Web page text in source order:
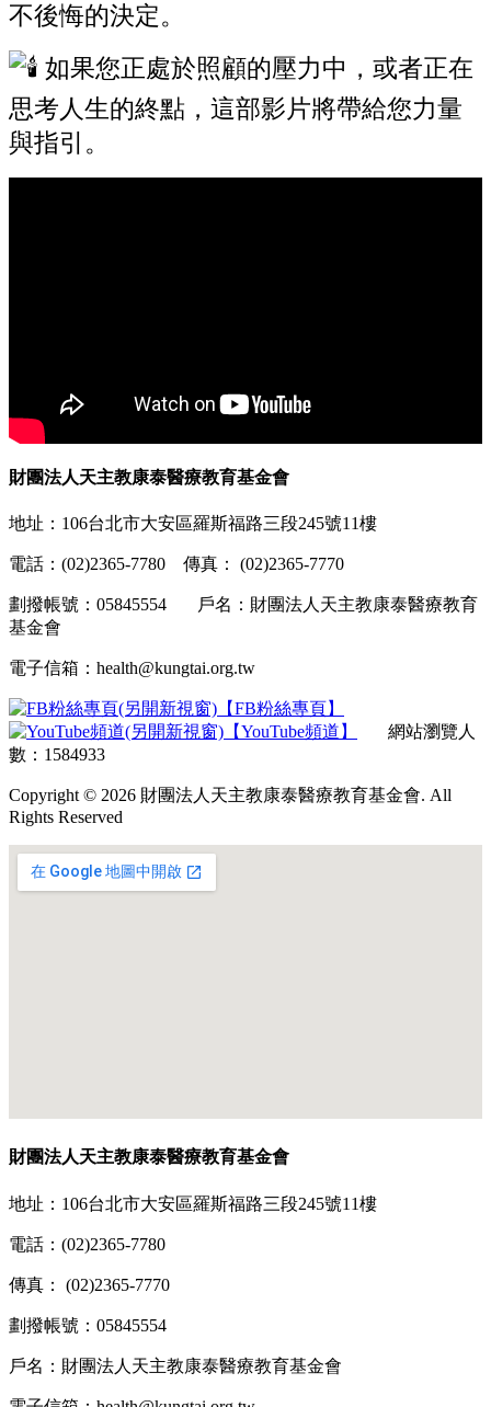
不後悔的決定。
如果您正處於照顧的壓力中，或者正在
思考人生的終點，這部影片將帶給您力量
與指引。
財團法人天主教康泰醫療教育基金會
地址：106台北市大安區羅斯福路三段245號11樓
電話：(02)2365-7780 傳真： (02)2365-7770
劃撥帳號：05845554 戶名：財團法人天主教康泰醫療教育
基金會
電子信箱：health@kungtai.org.tw
【FB粉絲專頁】
【YouTube頻道】
網站瀏覽人
數：1584933
Copyright © 2026 財團法人天主教康泰醫療教育基金會. All
Rights Reserved
財團法人天主教康泰醫療教育基金會
地址：106台北市大安區羅斯福路三段245號11樓
電話：(02)2365-7780
傳真： (02)2365-7770
劃撥帳號：05845554
戶名：財團法人天主教康泰醫療教育基金會